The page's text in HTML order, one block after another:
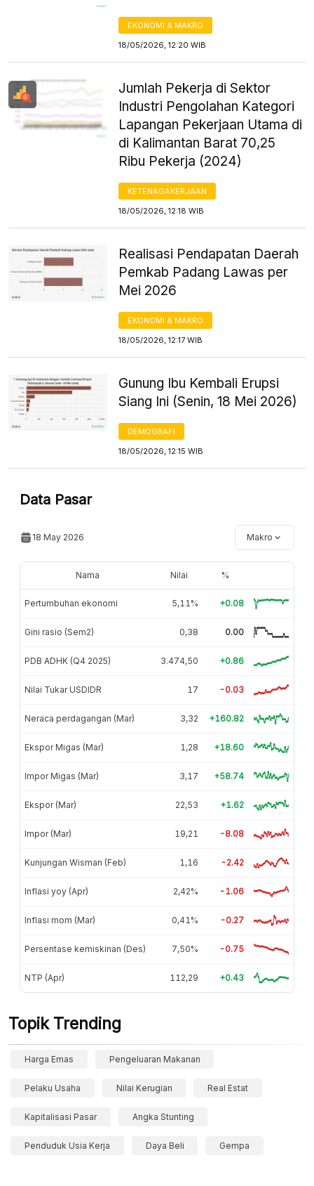
EKONOMI & MAKRO
18/05/2026, 12:20 WIB
Jumlah Pekerja di Sektor
Industri Pengolahan Kategori
Lapangan Pekerjaan Utama di
di Kalimantan Barat 70,25
Ribu Pekerja (2024)
KETENAGAKERJAAN
18/05/2026, 12:18 WIB
Realisasi Pendapatan Daerah
Pemkab Padang Lawas per
Mei 2026
EKONOMI & MAKRO
18/05/2026, 12:17 WIB
Gunung Ibu Kembali Erupsi
Siang Ini (Senin, 18 Mei 2026)
DEMOGRAFI
18/05/2026, 12:15 WIB
Data Pasar
18 May 2026 Makro
Nama Nilai %
Pertumbuhan ekonomi 5,11% +0.08
Gini rasio (Sem2) 0,38 0.00
PDB ADHK (Q4 2025) 3.474,50 +0.86
Nilai Tukar USDIDR 17 -0.03
Neraca perdagangan (Mar) 3,32 +160.82
Ekspor Migas (Mar) 1,28 +18.60
Impor Migas (Mar) 3,17 +58.74
Ekspor (Mar) 22,53 +1.62
Impor (Mar) 19,21 -8.08
Kunjungan Wisman (Feb) 1,16 -2.42
Inflasi yoy (Apr) 2,42% -1.06
Inflasi mom (Mar) 0,41% -0.27
Persentase kemiskinan (Des) 7,50% -0.75
NTP (Apr) 112,29 +0.43
Topik Trending
Harga Emas Pengeluaran Makanan
Pelaku Usaha Nilai Kerugian Real Estat
Kapitalisasi Pasar Angka Stunting
Penduduk Usia Kerja Daya Beli Gempa